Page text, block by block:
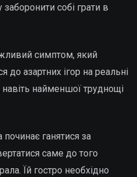
собі грати в
симптом, який
до азартних ігор на реальні
навіть найменшої труднощі
ганятися за
саме до того
Їй гостро необхідно